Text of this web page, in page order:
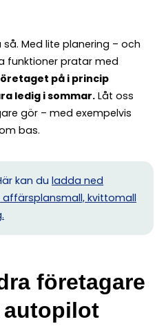
Med lite planering – och
funktioner pratar med
på i princip
ledig i sommar. Låt oss
gör – med exempelvis
bas.
kan du ladda ned
kvittomall
företagare
autopilot